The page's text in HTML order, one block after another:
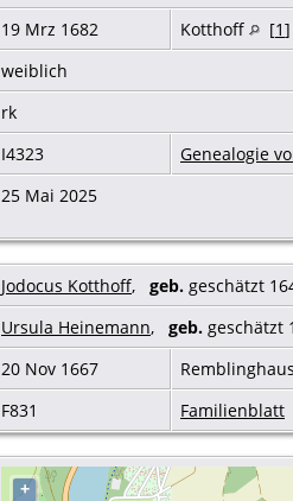
19 Mrz 1682 Kotthoff [1]
weiblich
rk
I4323
Genealogie
25 Mai 2025
Jodocus Kotthoff, geb. geschätzt
Ursula Heinemann, geb. geschätzt
20 Nov 1667
F831 Familienblatt
+